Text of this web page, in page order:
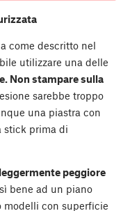
come descritto nel
utilizzare una delle
Non stampare sulla
sarebbe troppo
una piastra con
stick prima di
peggiore
bene ad un piano
modelli con superficie